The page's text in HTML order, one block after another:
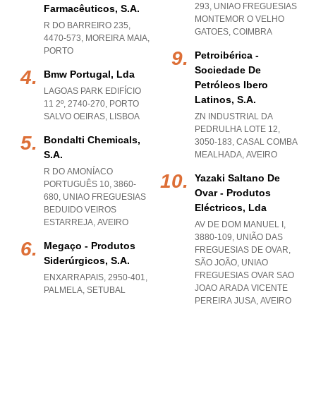
Farmacêuticos, S.a.
R DO BARREIRO 235,
4470-573, MOREIRA MAIA,
PORTO
Bmw Portugal, Lda
LAGOAS PARK EDIFÍCIO
11 2º, 2740-270, PORTO
SALVO OEIRAS, LISBOA
Bondalti Chemicals,
S.a.
R DO AMONÍACO
PORTUGUÊS 10, 3860-
680, UNIAO FREGUESIAS
BEDUIDO VEIROS
ESTARREJA, AVEIRO
Megaço - Produtos
Siderúrgicos, S.a.
ENXARRAPAIS, 2950-401,
PALMELA, SETUBAL
293, UNIAO FREGUESIAS
MONTEMOR O VELHO
GATOES, COIMBRA
Petroibérica -
Sociedade De
Petróleos Ibero
Latinos, S.a.
ZN INDUSTRIAL DA
PEDRULHA LOTE 12,
3050-183, CASAL COMBA
MEALHADA, AVEIRO
Yazaki Saltano De
Ovar - Produtos
Eléctricos, Lda
AV DE DOM MANUEL I,
3880-109, UNIÃO DAS
FREGUESIAS DE OVAR,
SÃO JOÃO, UNIAO
FREGUESIAS OVAR SAO
JOAO ARADA VICENTE
PEREIRA JUSA, AVEIRO